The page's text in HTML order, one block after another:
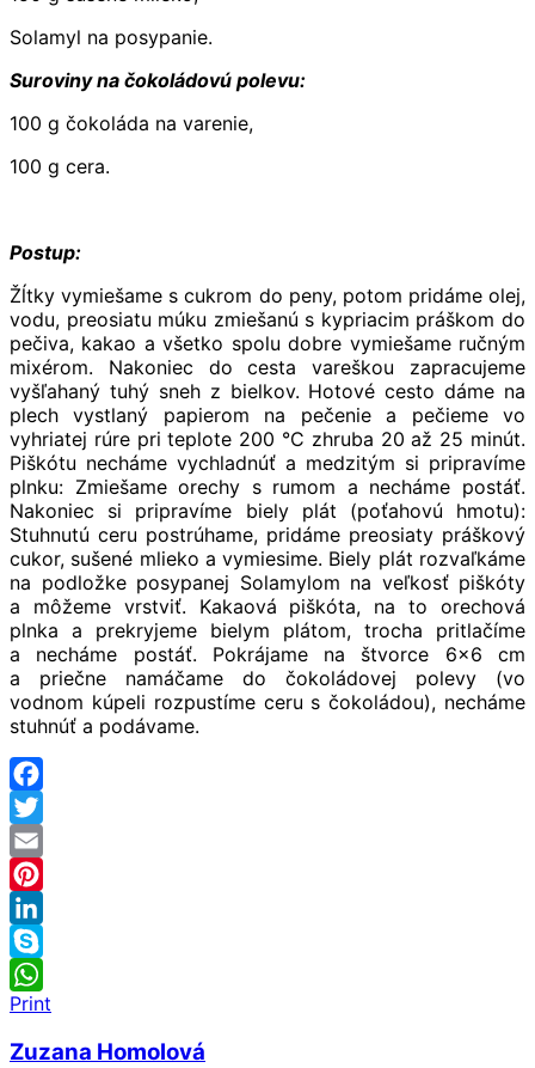
Solamyl na posypanie.
Suroviny na čokoládovú polevu:
100 g čokoláda na varenie,
100 g cera.
Postup:
Žĺtky vymiešame s cukrom do peny, potom pridáme olej,
vodu, preosiatu múku zmiešanú s kypriacim práškom do
pečiva, kakao a všetko spolu dobre vymiešame ručným
mixérom. Nakoniec do cesta vareškou zapracujeme
vyšľahaný tuhý sneh z bielkov. Hotové cesto dáme na
plech vystlaný papierom na pečenie a pečieme vo
vyhriatej rúre pri teplote 200 °C zhruba 20 až 25 minút.
Piškótu necháme vychladnúť a medzitým si pripravíme
plnku: Zmiešame orechy s rumom a necháme postáť.
Nakoniec si pripravíme biely plát (poťahovú hmotu):
Stuhnutú ceru postrúhame, pridáme preosiaty práškový
cukor, sušené mlieko a vymiesime. Biely plát rozvaľkáme
na podložke posypanej Solamylom na veľkosť piškóty
a môžeme vrstviť. Kakaová piškóta, na to orechová
plnka a prekryjeme bielym plátom, trocha pritlačíme
a necháme postáť. Pokrájame na štvorce 6×6 cm
a priečne namáčame do čokoládovej polevy (vo
vodnom kúpeli rozpustíme ceru s čokoládou), necháme
stuhnúť a podávame.
Facebook
Twitter
Email
Pinterest
LinkedIn
Skype
WhatsApp
Print
Zuzana Homolová